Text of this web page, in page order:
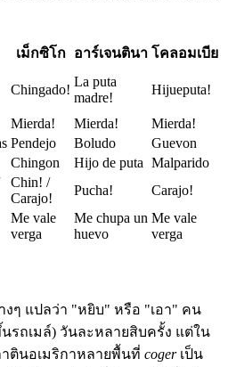
เม็กซิโก อาร์เจนตินา โคลอมเบีย
Chingado!
La puta
madre!
Hijueputa!
Mierda! Mierda!
Mierda!
Pendejo Boludo
Guevon
Chingon Hijo de puta Malparido
Chin! /
Carajo!
Pucha! Carajo!
Me vale
verga
Me chupa un
huevo
Me vale
verga
งๆ แปลว่า "หยิบ" หรือ "เอา" คน
รถเมล์) วันละหลายสิบครั้ง แต่ใน
ตินอเมริกาหลายพื้นที่ cogerเป็น